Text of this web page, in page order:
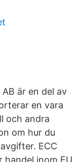
är en del av
en vara
och andra
om hur du
ECC
handel inom EU,